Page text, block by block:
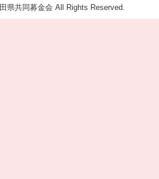
県共同募金会 All Rights Reserved.